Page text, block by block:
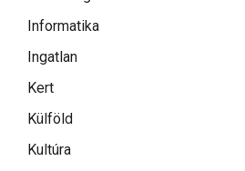
Informatika
Ingatlan
Kert
Külföld
Kultúra